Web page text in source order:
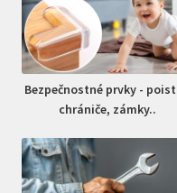
Bezpečnostné prvky -
chrániče, zámky..